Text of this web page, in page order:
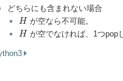
どちらにも含まれない場合
H
H が空なら不可能。
H
H が空でなければ、1つpop